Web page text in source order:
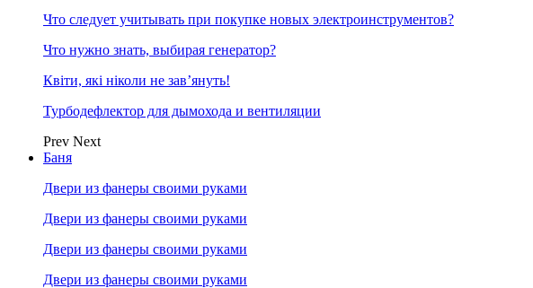
Что следует учитывать при покупке новых электроинструментов?
Что нужно знать, выбирая генератор?
Квіти, які ніколи не зав’януть!
Турбодефлектор для дымохода и вентиляции
Prev Next
Баня
Двери из фанеры своими руками
Двери из фанеры своими руками
Двери из фанеры своими руками
Двери из фанеры своими руками